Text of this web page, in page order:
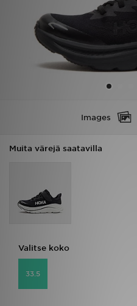
Images
Muita värejä saatavilla
Valitse koko
33.5
Tuotemerkit
Inspiroidu
Minun viestini
Asiakaspalvelu ja tietoa